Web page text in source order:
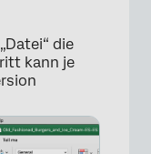
die
kann je